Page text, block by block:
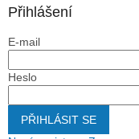
Přihlášení
E-mail
Heslo
PŘIHLÁSIT SE